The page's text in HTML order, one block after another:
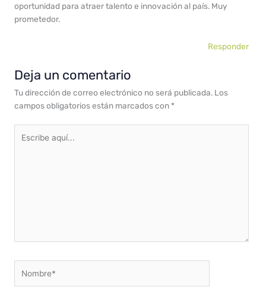
oportunidad para atraer talento e innovación al país. Muy
prometedor.
Responder
Deja un comentario
Tu dirección de correo electrónico no será publicada. Los
campos obligatorios están marcados con *
aquí...